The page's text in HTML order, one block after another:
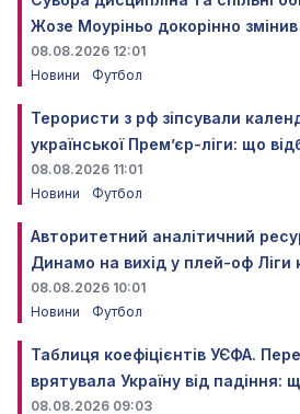
Жозе Моуріньо докорінно
08.08.2026 12:01
Новини
Футбол
Терористи з рф зіпсували
української Прем’єр-ліги: що
08.08.2026 11:01
Новини
Футбол
Авторитетний аналітичний
Динамо на вихід у плей-оф Ліги
08.08.2026 10:01
Новини
Футбол
Таблиця коефіцієнтів УЄФА.
врятувала Україну від падіння:
08.08.2026 09:03